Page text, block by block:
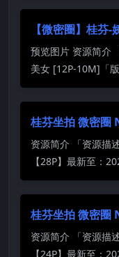
【微密圈】桂芬
预览图片 资源简介
美女 [12P-10M]「
桂芬坐拍 微密圈
资源简介 「资源描
【28P】最新至：
桂芬坐拍 微密圈
资源简介 「资源描
【24P】最新至：